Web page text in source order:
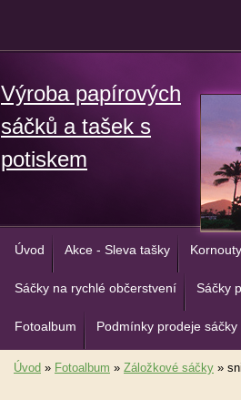
Výroba papírových
sáčků a tašek s
potiskem
Úvod Akce - Sleva tašky Kornouty
Sáčky na rychlé občerstvení Sáčky
Fotoalbum Podmínky prodeje sáčky
Úvod » Fotoalbum » Záložkové sáčky »